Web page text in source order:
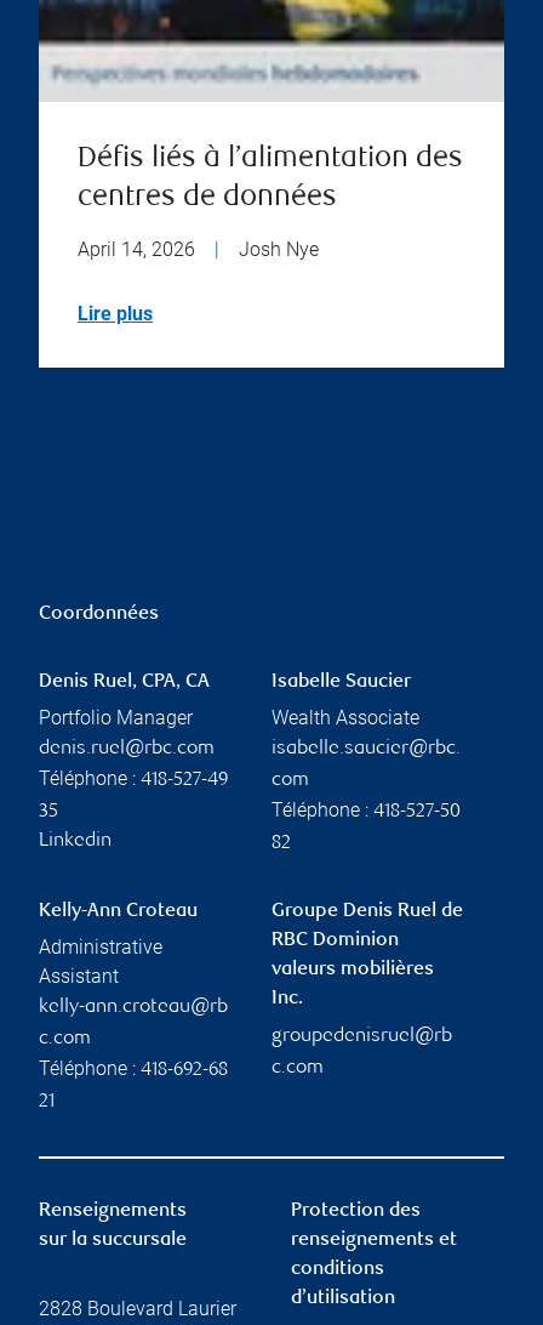
Défis liés à l’alimentation des
centres de données
April 14, 2026 Josh Nye
Lire plus
Coordonnées
Denis Ruel, CPA, CA
Portfolio Manager
denis.ruel@rbc.com
Téléphone : 418-527-49
35
Linkedin
Isabelle Saucier
Wealth Associate
isabelle.saucier@rbc.
com
Téléphone : 418-527-50
82
Kelly-Ann Croteau
Administrative
Assistant
kelly-ann.croteau@rb
c.com
Téléphone : 418-692-68
21
Groupe Denis Ruel de
RBC Dominion
valeurs mobilières
Inc.
groupedenisruel@rb
c.com
Renseignements
sur la succursale
2828 Boulevard Laurier
Protection des
renseignements et
conditions
d’utilisation